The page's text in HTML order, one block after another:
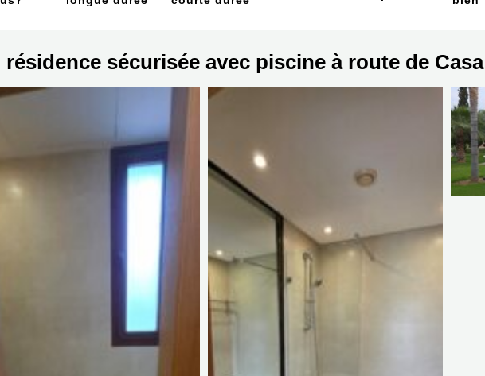
sécurisée avec piscine à route de Casa